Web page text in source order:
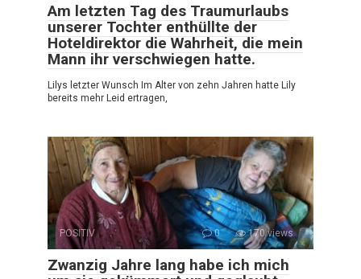
Am letzten Tag des Traumurlaubs
unserer Tochter enthüllte der
Hoteldirektor die Wahrheit, die mein
Mann ihr verschwiegen hatte.
Lilys letzter Wunsch Im Alter von zehn Jahren hatte Lily
bereits mehr Leid ertragen,
POSITIV 0 170 views
Zwanzig Jahre lang habe ich mich